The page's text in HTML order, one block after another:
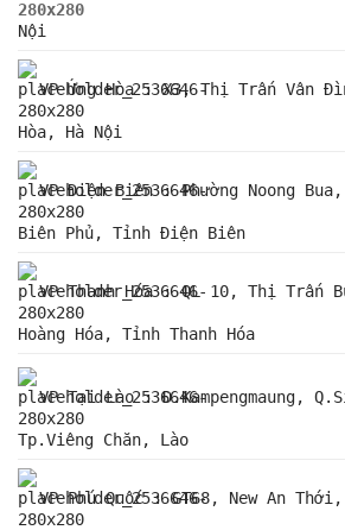
Nội
VP Ứng Hòa : X3, Thị Trấn Vân
Hòa, Hà Nội
VP Điện Biên : Phường Noong
Biên Phủ, Tỉnh Điện Biên
VP Thanh Hóa : QL 10, Thị Trấn
Hoàng Hóa, Tỉnh Thanh Hóa
VP Tại Lào : Đ.Kampengmaung,
Tp.Viêng Chăn, Lào
VP Phú Quốc : GT68, New An